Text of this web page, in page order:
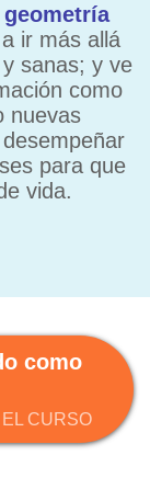
ir más allá
sanas; y ve
como
nuevas
para que
de vida.
como
CURSO